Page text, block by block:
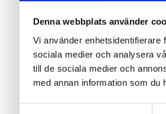
Denna webbplats använder
Vi använder enhetsidentifierare
sociala medier och analysera
till de sociala medier och
med annan information som du